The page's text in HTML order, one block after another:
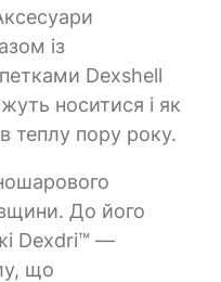
із
Dexshell
носитися і як
теплу пору року.
До його
Dexdri™ —
що